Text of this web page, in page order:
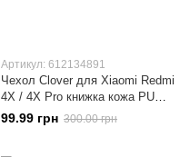
Артикул: 612134891
Чехол Clover для Xiaomi Redmi
4X / 4X Pro книжка кожа PU
женский Blue
99.99 грн 300.00 грн